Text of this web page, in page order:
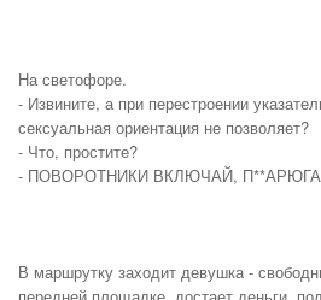
На светофоре.
- Извините, а при перестроении
сексуальная ориентация не позволяет?
- Что, простите?
- ПОВОРОТНИКИ ВКЛЮЧАЙ,
В маршрутку заходит девушка -